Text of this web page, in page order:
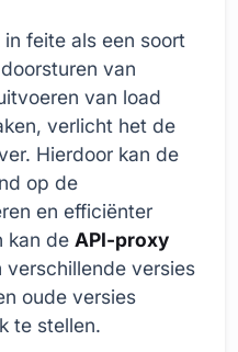
feite als een soort
van
van load
verlicht het de
Hierdoor kan de
op de
en efficiënter
kan de API-proxy
versies
oude versies
te stellen.